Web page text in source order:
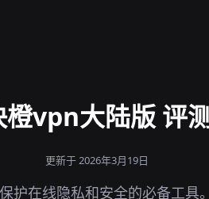
橙vpn大陆版 评测
更新于 2026年3月19日
护在线隐私和安全的必备工具